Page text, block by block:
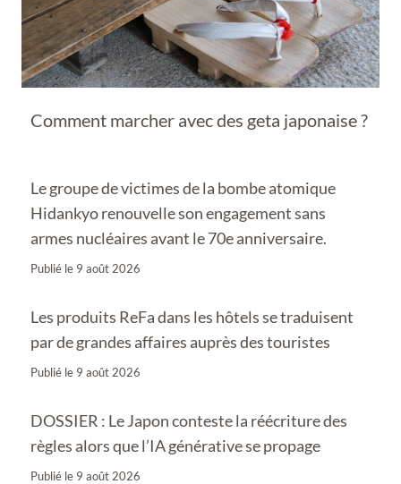
Comment marcher avec des geta japonaise ?
Le groupe de victimes de la bombe atomique
Hidankyo renouvelle son engagement sans
armes nucléaires avant le 70e anniversaire.
Publié le 9 août 2026
Les produits ReFa dans les hôtels se traduisent
par de grandes affaires auprès des touristes
Publié le 9 août 2026
DOSSIER : Le Japon conteste la réécriture des
règles alors que l’IA générative se propage
Publié le 9 août 2026